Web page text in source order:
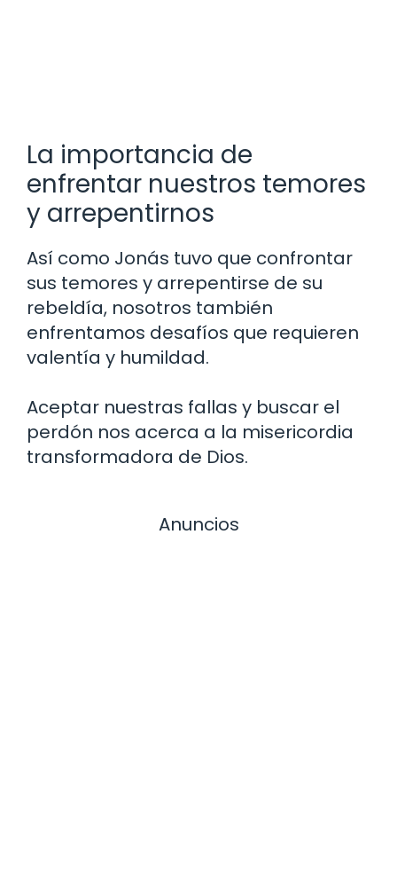
La importancia de
enfrentar nuestros temores
y arrepentirnos
Así como Jonás tuvo que confrontar
sus temores y arrepentirse de su
rebeldía, nosotros también
enfrentamos desafíos que requieren
valentía y humildad.
Aceptar nuestras fallas y buscar el
perdón nos acerca a la misericordia
transformadora de Dios.
Anuncios